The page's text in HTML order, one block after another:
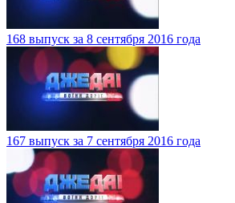
168 выпуск за 8 сентября 2016 года
167 выпуск за 7 сентября 2016 года